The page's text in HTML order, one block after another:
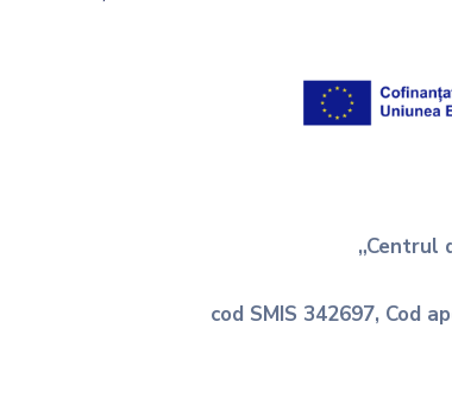
„Centrul
cod SMIS 342697, Cod